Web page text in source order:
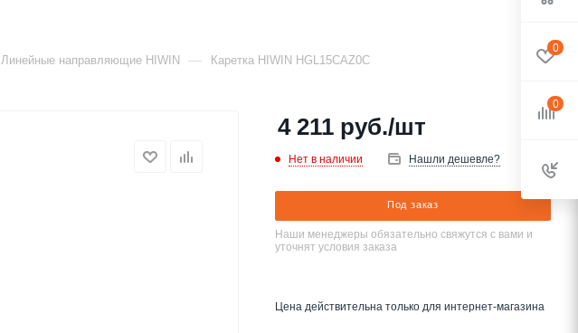
Линейные направляющие HIWIN — Каретка HIWIN HGL15CAZ0C
4 211 руб./шт
Нет в наличии Нашли дешевле?
Под заказ
Наши менеджеры обязательно свяжутся с вами и
уточнят условия заказа
Цена действительна только для интернет-магазина
0
0